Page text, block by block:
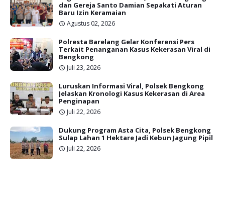
dan Gereja Santo Damian Sepakati Aturan
Baru Izin Keramaian
Agustus 02, 2026
Polresta Barelang Gelar Konferensi Pers
Terkait Penanganan Kasus Kekerasan Viral di
Bengkong
Juli 23, 2026
Luruskan Informasi Viral, Polsek Bengkong
Jelaskan Kronologi Kasus Kekerasan di Area
Penginapan
Juli 22, 2026
Dukung Program Asta Cita, Polsek Bengkong
Sulap Lahan 1 Hektare Jadi Kebun Jagung Pipil
Juli 22, 2026